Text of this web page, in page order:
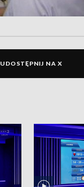
UDOSTĘPNIJ NA X